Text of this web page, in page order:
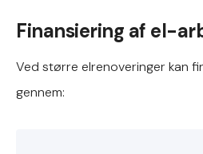
Finansiering af el-
Ved større elrenoveringer kan
gennem: